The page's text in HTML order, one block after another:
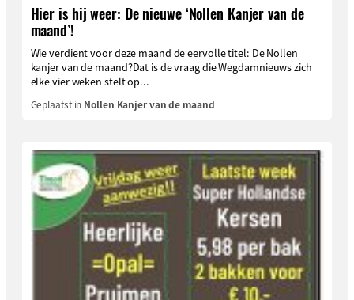
Hier is hij weer: De nieuwe ‘Nollen Kanjer van de
maand’!
Wie verdient voor deze maand de eervolle titel: De Nollen
kanjer van de maand?Dat is de vraag die Wegdamnieuws zich
elke vier weken stelt op...
Geplaatst in Nollen Kanjer van de maand